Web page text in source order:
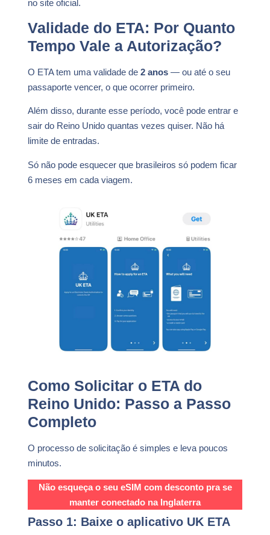
no site oficial.
Validade do ETA: Por Quanto
Tempo Vale a Autorização?
O ETA tem uma validade de 2 anos — ou até o seu
passaporte vencer, o que ocorrer primeiro.
Além disso, durante esse período, você pode entrar e
sair do Reino Unido quantas vezes quiser. Não há
limite de entradas.
Só não pode esquecer que brasileiros só podem ficar
6 meses em cada viagem.
Como Solicitar o ETA do
Reino Unido: Passo a Passo
Completo
O processo de solicitação é simples e leva poucos
minutos.
Não esqueça o seu eSIM com desconto pra se
manter conectado na Inglaterra
Passo 1: Baixe o aplicativo UK ETA